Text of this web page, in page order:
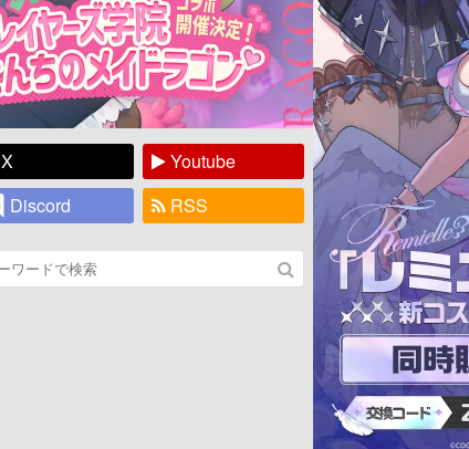
X
Youtube
Discord
RSS